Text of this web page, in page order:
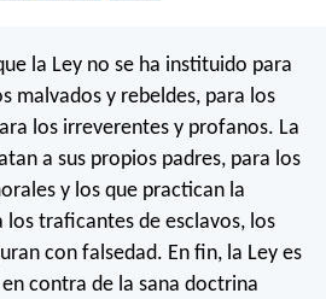
la Ley no se ha instituido para
malvados y rebeldes, para los
los irreverentes y profanos. La
a sus propios padres, para los
y los que practican la
los traficantes de esclavos, los
con falsedad. En fin, la Ley es
contra de la sana doctrina